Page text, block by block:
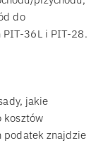
do
PIT-36L i PIT-28.
jakie
kosztów
podatek znajdzie